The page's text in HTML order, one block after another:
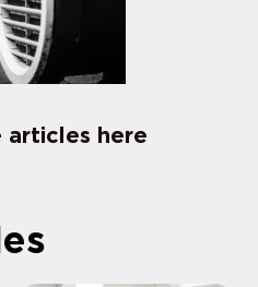
articles here